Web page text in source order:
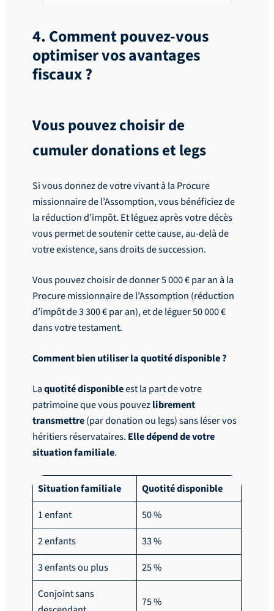
4. Comment pouvez-vous
optimiser vos avantages
fiscaux ?
Vous pouvez choisir de
cumuler donations et legs
Si vous donnez de votre vivant à la Procure
missionnaire de l’Assomption, vous bénéficiez de
la réduction d’impôt. Et léguez après votre décès
vous permet de soutenir cette cause, au-delà de
votre existence, sans droits de succession.
Vous pouvez choisir de donner 5 000 € par an à la
Procure missionnaire de l’Assomption (réduction
d’impôt de 3 300 € par an), et de léguer 50 000 €
dans votre testament.
Comment bien utiliser la quotité disponible ?
Laquotité disponibleest la part de votre
patrimoine que vous pouvezlibrement
transmettre(par donation ou legs) sans léser vos
héritiers réservataires. Elle dépend de votre
situation familiale.
Situation familiale
Quotité disponible
1 enfant
50 %
2 enfants
33 %
3 enfants ou plus
25 %
Conjoint sans
75 %